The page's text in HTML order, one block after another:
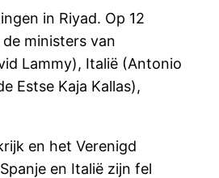
in Riyad. Op 12
ministers van
Lammy), Italië (Antonio
Estse Kaja Kallas),
en het Verenigd
en Italië zijn fel